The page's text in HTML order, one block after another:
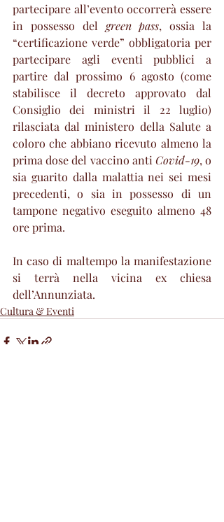
partecipare all’evento occorrerà essere
in possesso del green pass, ossia la
“certificazione verde” obbligatoria per
partecipare agli eventi pubblici a
partire dal prossimo 6 agosto (come
stabilisce il decreto approvato dal
Consiglio dei ministri il 22 luglio)
rilasciata dal ministero della Salute a
coloro che abbiano ricevuto almeno la
prima dose del vaccino anti Covid-19, o
sia guarito dalla malattia nei sei mesi
precedenti, o sia in possesso di un
tampone negativo eseguito almeno 48
ore prima.
In caso di maltempo la manifestazione
si terrà nella vicina ex chiesa
dell’Annunziata.
Cultura & Eventi